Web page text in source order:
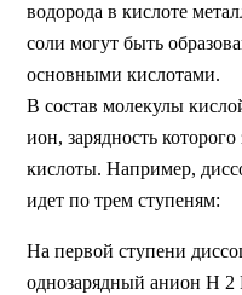
водорода в кислоте
соли могут быть
основными кислотами.
В состав молекулы
ион, зарядность
кислоты. Например,
идет по трем ступеням:
На первой ступени
однозарядный анион Н 2